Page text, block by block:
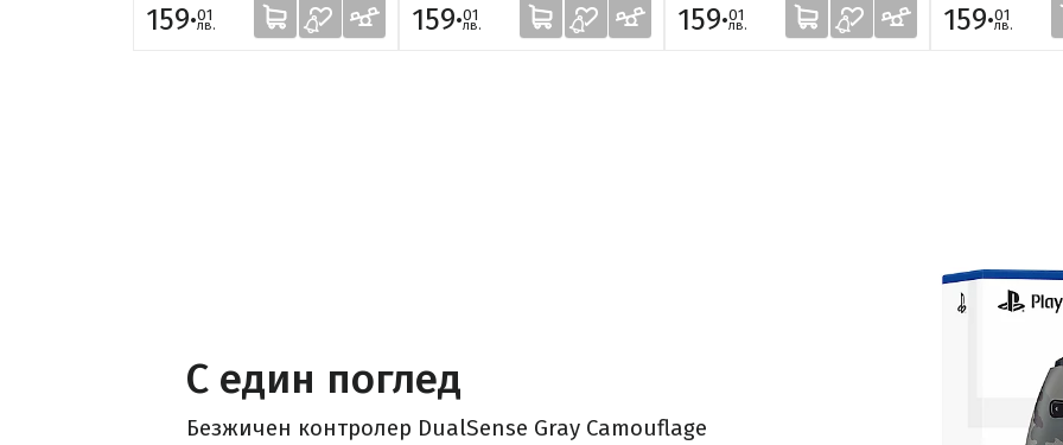
159·01
лв. 159·01
лв. 159·01
лв. 159·01
лв.
С един поглед
Безжичен контролер DualSense Gray Camouflage